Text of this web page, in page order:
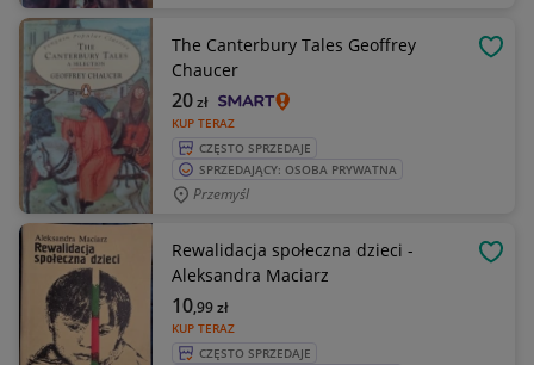
The Canterbury Tales Geoffrey
Chaucer
KUP TERAZ
20zł
CZĘSTO SPRZEDAJE
SPRZEDAJĄCY: OSOBA PRYWATNA
Przemyśl
Rewalidacja społeczna dzieci -
Aleksandra Maciarz
KUP TERAZ
10,99zł
CZĘSTO SPRZEDAJE